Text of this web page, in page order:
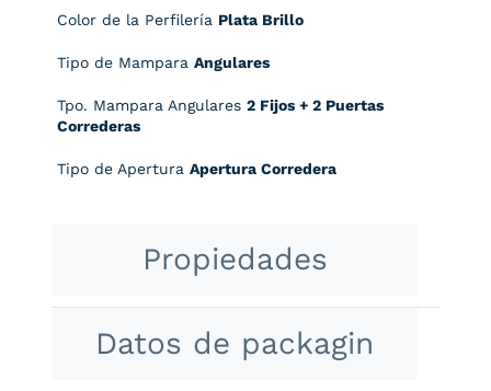
Color de la Perfilería Plata Brillo
Tipo de Mampara Angulares
Tpo. Mampara Angulares 2 Fijos + 2 Puertas
Correderas
Tipo de Apertura Apertura Corredera
Propiedades
Datos de packagin